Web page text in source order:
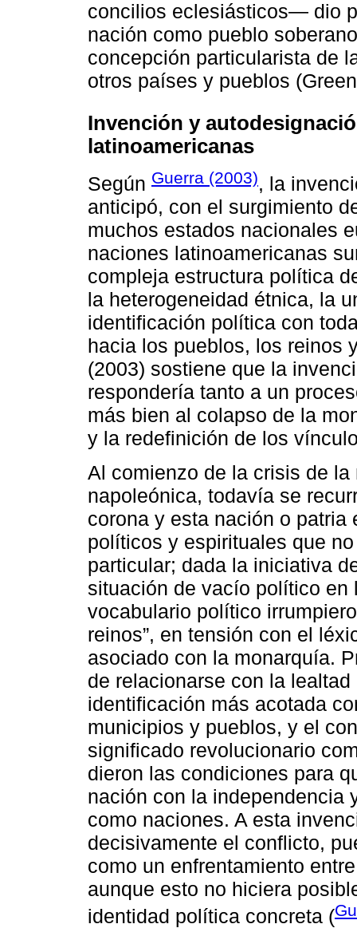
concilios eclesiásticos— dio
nación como pueblo
concepción particularista de
otros países y pueblos
Invención y
latinoamericanas
Según Guerra (2003), la
anticipó, con el surgimiento
muchos estados nacionales
naciones latinoamericanas
compleja estructura política
la heterogeneidad étnica, la
identificación política con
hacia los pueblos, los reinos
(2003) sostiene que la
respondería tanto a un
más bien al colapso de la
y la redefinición de los
Al comienzo de la crisis de
napoleónica, todavía se
corona y esta nación o
políticos y espirituales que
particular; dada la iniciativa
situación de vacío político en
vocabulario político
reinos”, en tensión con el
asociado con la monarquía.
de relacionarse con la
identificación más acotada
municipios y pueblos, y el
significado revolucionario
dieron las condiciones para
nación con la independencia
como naciones. A esta
decisivamente el conflicto,
como un enfrentamiento
aunque esto no hiciera
identidad política concreta (